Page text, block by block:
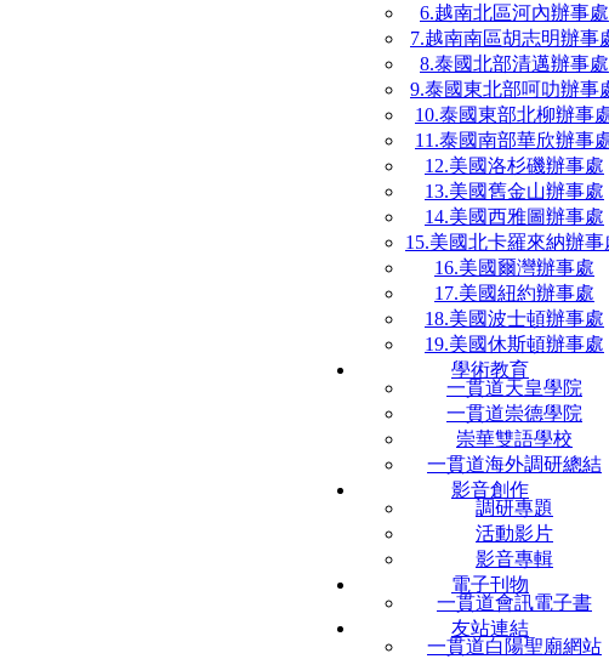
6.越南北區河內辦事處
7.越南南區胡志明辦事
8.泰國北部清邁辦事處
9.泰國東北部呵叻辦事
10.泰國東部北柳辦事
11.泰國南部華欣辦事
12.美國洛杉磯辦事處
13.美國舊金山辦事處
14.美國西雅圖辦事處
15.美國北卡羅來納辦事
16.美國爾灣辦事處
17.美國紐約辦事處
18.美國波士頓辦事處
19.美國休斯頓辦事處
學術教育
一貫道天皇學院
一貫道崇德學院
崇華雙語學校
一貫道海外調研總結
影音創作
調研專題
活動影片
影音專輯
電子刊物
一貫道會訊電子書
友站連結
一貫道白陽聖廟網站